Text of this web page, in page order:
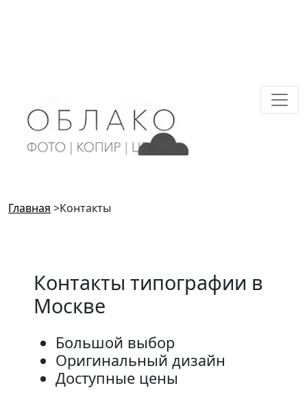
Главная >Контакты
Контакты типографии в
Москве
Большой выбор
Оригинальный дизайн
Доступные цены